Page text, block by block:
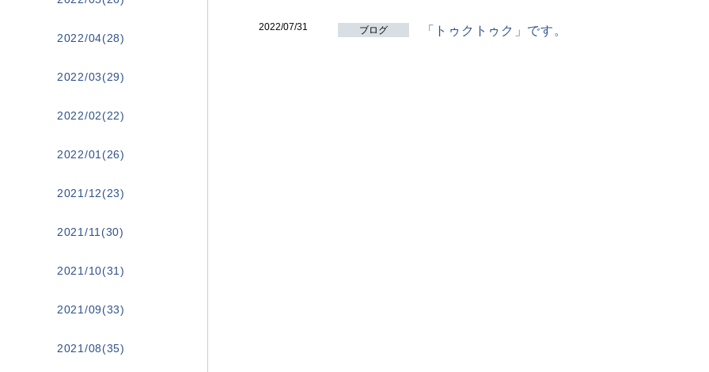
2022/04(28)
2022/03(29)
2022/02(22)
2022/01(26)
2021/12(23)
2021/11(30)
2021/10(31)
2021/09(33)
2021/08(35)
2022/07/31 ブログ 「トゥクトゥク」です。